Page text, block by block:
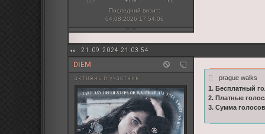
Последний визит:
04.08.2026 17:54:06
21.09.2024 21:03:54
DIEM
активный участник
prague walks
1. Бесплатный
2. Платные
3. Сумма